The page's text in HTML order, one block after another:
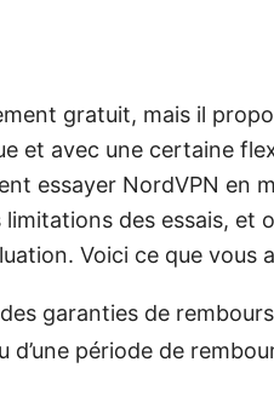
gratuit, mais il
et avec une certaine
essayer NordVPN en
des essais, et
Voici ce que vous
garanties de
période de